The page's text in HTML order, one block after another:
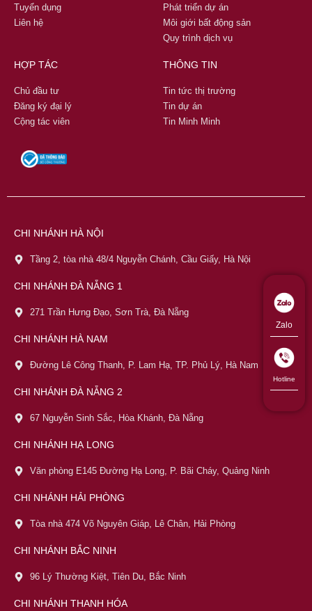
Tuyển dụng
Liên hệ
Phát triển dự án
Môi giới bất động sản
Quy trình dịch vụ
HỢP TÁC
Chủ đầu tư
Đăng ký đại lý
Cộng tác viên
THÔNG TIN
Tin tức thị trường
Tin dự án
Tin Minh Minh
CHI NHÁNH HÀ NỘI
Tầng 2, tòa nhà 48/4 Nguyễn Chánh, Cầu Giấy, Hà Nội
CHI NHÁNH ĐÀ NẴNG 1
271 Trần Hưng Đạo, Sơn Trà, Đà Nẵng
CHI NHÁNH HÀ NAM
Đường Lê Công Thanh, P. Lam Hạ, TP. Phủ Lý, Hà Nam
CHI NHÁNH ĐÀ NẴNG 2
67 Nguyễn Sinh Sắc, Hòa Khánh, Đà Nẵng
CHI NHÁNH HẠ LONG
Văn phòng E145 Đường Hạ Long, P. Bãi Cháy, Quảng Ninh
CHI NHÁNH HẢI PHÒNG
Tòa nhà 474 Võ Nguyên Giáp, Lê Chân, Hải Phòng
CHI NHÁNH BẮC NINH
96 Lý Thường Kiệt, Tiên Du, Bắc Ninh
CHI NHÁNH THANH HÓA
Zalo
Hotline